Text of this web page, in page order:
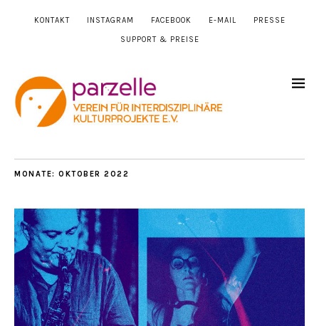
KONTAKT INSTAGRAM FACEBOOK E-MAIL PRESSE
SUPPORT & PREISE
MONATE: OKTOBER 2022